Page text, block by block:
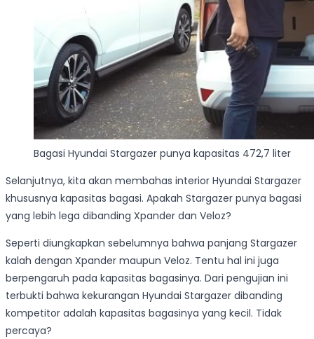
Bagasi Hyundai Stargazer punya kapasitas 472,7 liter
Selanjutnya, kita akan membahas interior Hyundai Stargazer
khususnya kapasitas bagasi. Apakah Stargazer punya bagasi
yang lebih lega dibanding Xpander dan Veloz?
Seperti diungkapkan sebelumnya bahwa panjang Stargazer
kalah dengan Xpander maupun Veloz. Tentu hal ini juga
berpengaruh pada kapasitas bagasinya. Dari pengujian ini
terbukti bahwa kekurangan Hyundai Stargazer dibanding
kompetitor adalah kapasitas bagasinya yang kecil. Tidak
percaya?